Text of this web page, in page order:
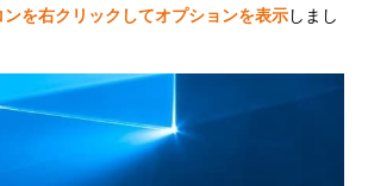
ンを右クリックしてオプションを表示しまし